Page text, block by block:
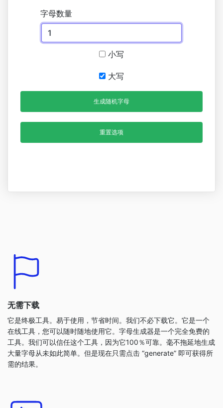
字母数量
小写
大写
生成随机字母
重置选项
无需下载
它是终极工具。易于使用，节省时间。我们不必下载它。它是一个
在线工具，您可以随时随地使用它。字母生成器是一个完全免费的
工具。我们可以信任这个工具，因为它100％可靠。毫不拖延地生成
大量字母从未如此简单。但是现在只需点击 “generate” 即可获得所
需的结果。